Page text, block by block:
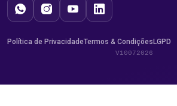
Política de PrivacidadeTermos & Condições LGPD
V10072026